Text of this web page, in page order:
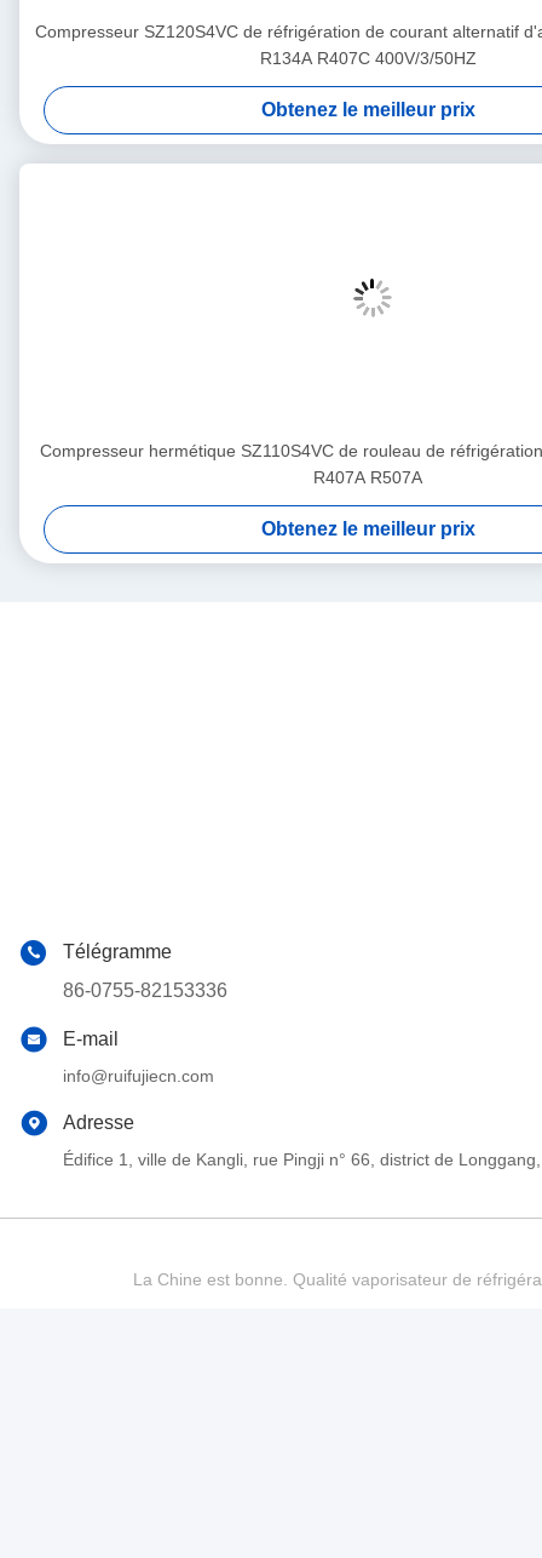
Compresseur SZ120S4VC de réfrigération de courant alternatif
R134A R407C 400V/3/50HZ
Obtenez le meilleur prix
Compresseur hermétique SZ110S4VC de rouleau de
R407A R507A
Obtenez le meilleur prix
Télégramme
86-0755-82153336
E-mail
info@ruifujiecn.com
Adresse
Édifice 1, ville de Kangli, rue Pingji n° 66, district de
La Chine est bonne. Qualité vaporisateur de